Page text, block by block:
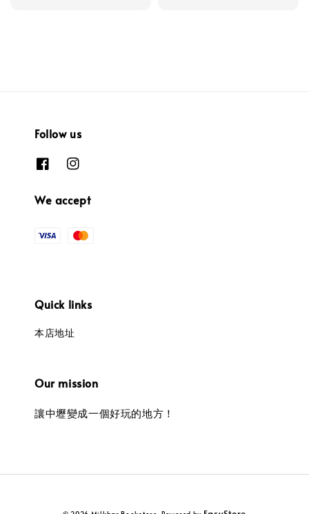
Follow us
We accept
Quick links
本店地址
Our mission
讓中壢變成一個好玩的地方！